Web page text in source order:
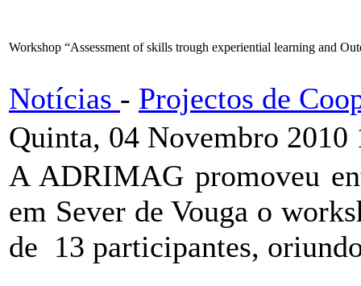
Workshop “Assessment of skills trough experiential learning and
Notícias - Projectos de
Quinta, 04 Novembro 2010
A ADRIMAG promoveu
em Sever de Vouga o
de 13 participantes,